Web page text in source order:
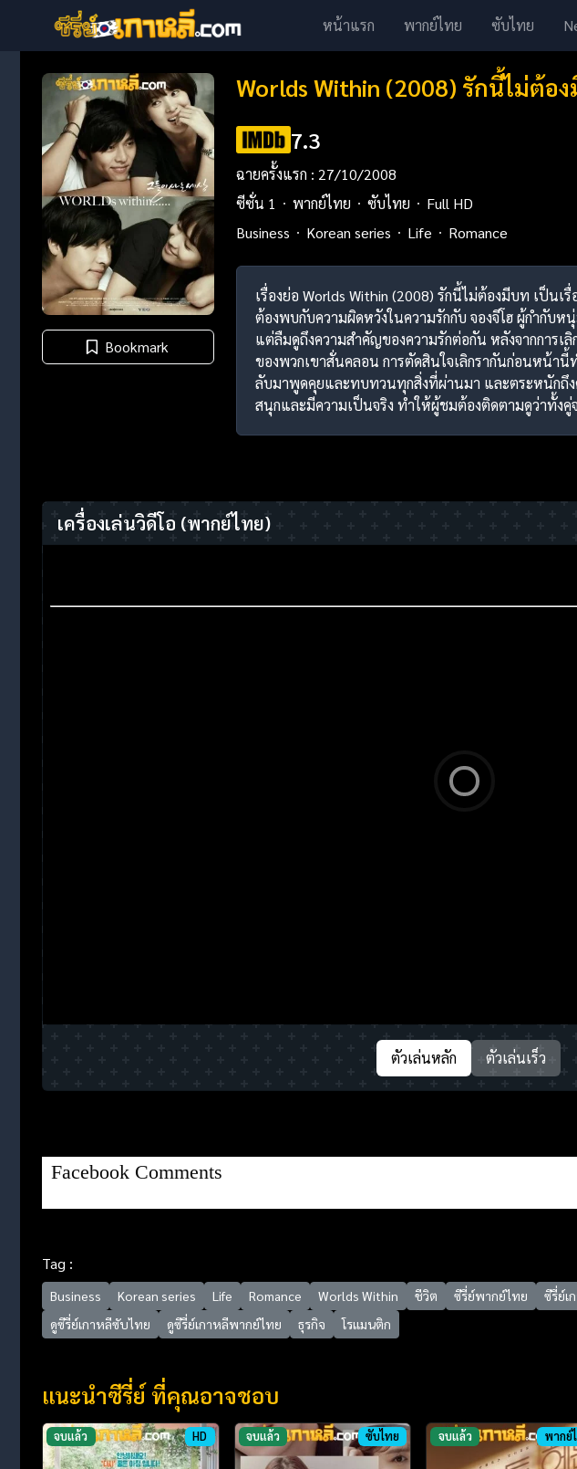
หน้าแรก พากย์ไทย ซับไทย
Bookmark
Worlds Within (2008) รักนี้ไม่ต้
7.3
ฉายครั้งแรก : 27/10/2008
ซีซั่น 1
พากย์ไทย ซับไทย
Full HD
Business
Korean series Life Romance
เรื่องย่อ Worlds Within (2008) รักนี้ไม่ต้องมีบท เป็น
ต้องพบกับความผิดหวังในความรักกับ จองจีโฮ ผู้กำกับ
แต่ลืมดูถึงความสำคัญของความรักต่อกัน หลังจากการ
ของพวกเขาสั่นคลอน การตัดสินใจเลิกรากันก่อนหน้า
ลับมาพูดคุยและทบทวนทุกสิ่งที่ผ่านมา และตระหนักถึง
สนุกและมีความเป็นจริง ทำให้ผู้ชมต้องติดตามดูว่าทั้งคู่
เครื่องเล่นวิดีโอ (พากย์ไทย)
ตัวเล่นหลัก ตัวเล่นเร็ว
Facebook Comments
Tag :
Business Korean series Life Romance Worlds Within ชีวิต ซีรี่ย์พากย์ไทย ซีรี่ย์เ
ดูซีรี่ย์เกาหลีซับไทย
ดูซีรี่ย์เกาหลีพากย์ไทย ธุรกิจ โรแมนติก
แนะนำซีรี่ย์ ที่คุณอาจชอบ
จบแล้ว HD จบแล้ว ซับไทย จบแล้ว พากย์